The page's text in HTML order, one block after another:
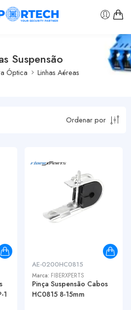
Suspensão
Óptica Linhas Aéreas
Ordenar por
1
AE-0200HC0815
Marca: FIBERXPERTS
Pinça Suspensão Cabos
HC0815 8-15mm